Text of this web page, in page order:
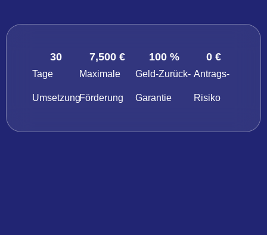
Tage
Umsetzung
30
Maximale
Förderung
7,500 €
Geld-Zurück-
Garantie
100 %
Antrags-
Risiko
0 €